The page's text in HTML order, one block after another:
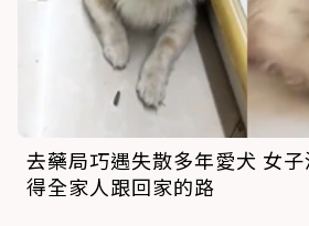
去藥局巧遇失散多年愛犬 女
得全家人跟回家的路